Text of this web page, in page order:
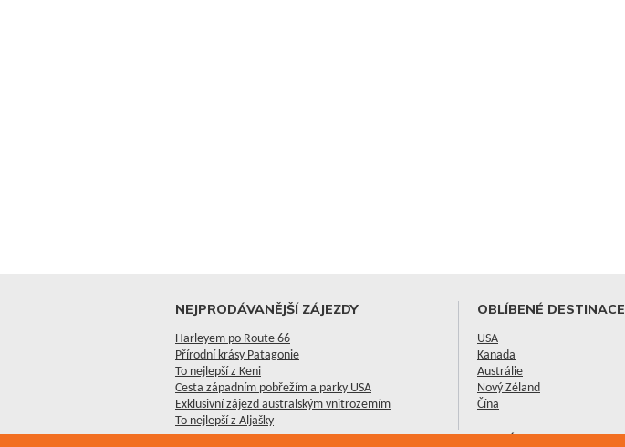
NEJPRODÁVANĚJŠÍ ZÁJEZDY
Harleyem po Route 66
Přírodní krásy Patagonie
To nejlepší z Keni
Cesta západním pobřežím a parky USA
Exklusivní zájezd australským vnitrozemím
To nejlepší z Aljašky
OBLÍBENÉ DESTINACE
USA
Kanada
Austrálie
Nový Zéland
Čína
NOVÉ CESTOPISY